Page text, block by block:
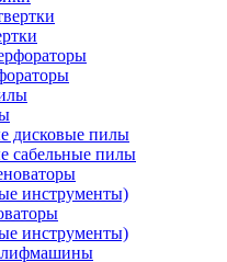
дисковые пилы
сабельные пилы
инструменты)